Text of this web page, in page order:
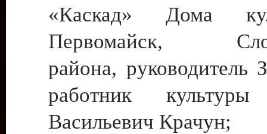
«Каскад» Дома
Первомайск,
района, руководитель
работник культуры
Васильевич Крачун;